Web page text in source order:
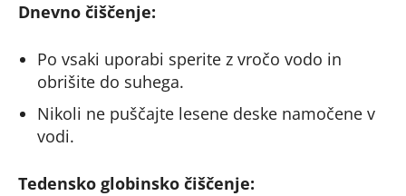
Dnevno čiščenje:
Po vsaki uporabi sperite z vročo vodo in
obrišite do suhega.
Nikoli ne puščajte lesene deske namočene v
vodi.
Tedensko globinsko čiščenje: